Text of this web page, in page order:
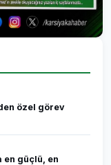
özel görev
en güçlü, en